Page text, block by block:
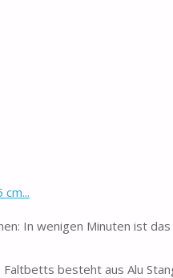
In wenigen Minuten ist
Faltbetts besteht aus Alu